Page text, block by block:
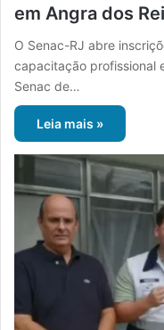
em Angra dos
O Senac-RJ abre
capacitação profissional
Senac de…
Leia mais »